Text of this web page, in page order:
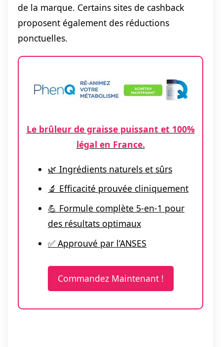
de la marque. Certains sites de cashback
proposent également des réductions
ponctuelles.
Le brûleur de graisse puissant et 100%
légal en France.
🌿 Ingrédients naturels et sûrs
🔬 Efficacité prouvée cliniquement
💪 Formule complète 5-en-1 pour
des résultats optimaux
✅ Approuvé par l’ANSES
Commandez Maintenant !